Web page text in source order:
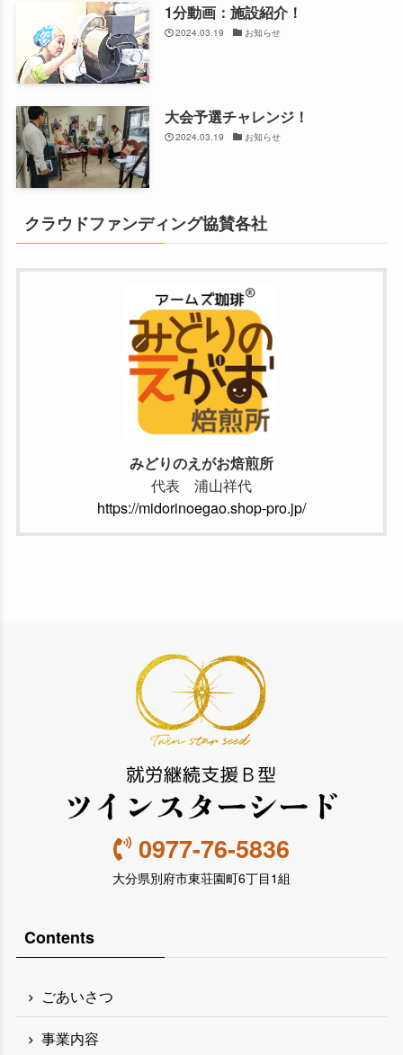
1分動画：施設紹介！
2024.03.19 お知らせ
大会予選チャレンジ！
2024.03.19 お知らせ
クラウドファンディング協賛各社
みどりのえがお焙煎所
代表 浦山祥代
https://midorinoegao.shop-pro.jp/
0977-76-5836
大分県別府市東荘園町6丁目1組
Contents
ごあいさつ
事業内容